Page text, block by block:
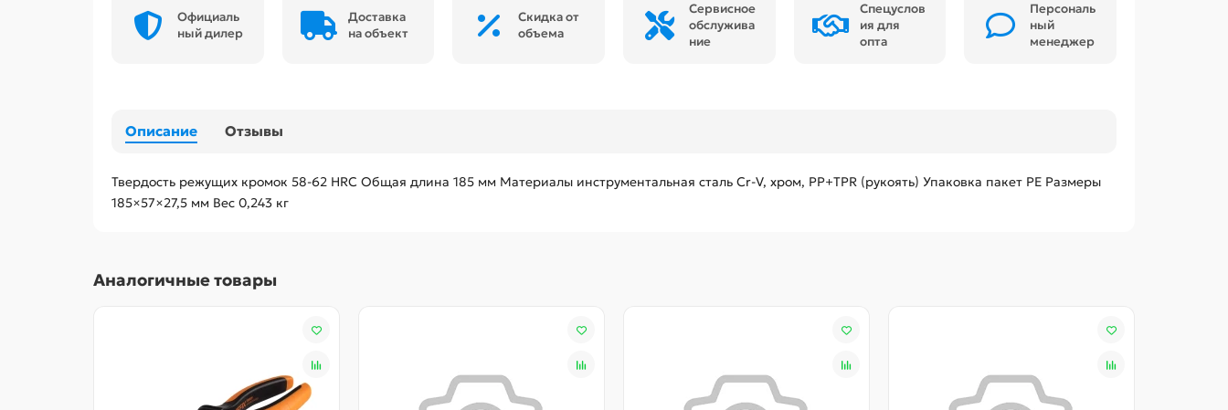
Официаль
ный дилер
Доставка
на объект
Скидка от
объема
Сервисное
обслужива
ние
Спецуслов
ия для
опта
Персональ
ный
менеджер
Описание Отзывы
Твердость режущих кромок 58-62 HRC Общая длина 185 мм Материалы инструментальная сталь Cr-V, хром, PP+TPR (рукоять) Упаковка пакет PE Размеры
185×57×27,5 мм Вес 0,243 кг
Аналогичные товары